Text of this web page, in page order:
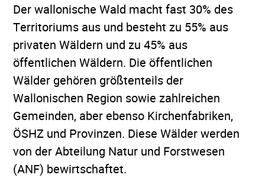
Der wallonische Wald macht fast 30% des
Territoriums aus und besteht zu 55% aus
privaten Wäldern und zu 45% aus
öffentlichen Wäldern. Die öffentlichen
Wälder gehören größtenteils der
Wallonischen Region sowie zahlreichen
Gemeinden, aber ebenso Kirchenfabriken,
ÖSHZ und Provinzen. Diese Wälder werden
von der Abteilung Natur und Forstwesen
(ANF) bewirtschaftet.